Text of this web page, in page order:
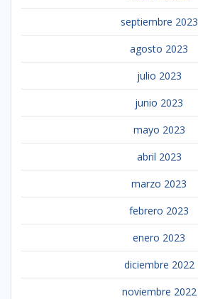
septiembre 2023
agosto 2023
julio 2023
junio 2023
mayo 2023
abril 2023
marzo 2023
febrero 2023
enero 2023
diciembre 2022
noviembre 2022